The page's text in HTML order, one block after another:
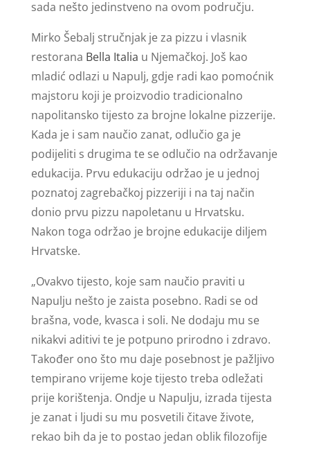
sada nešto jedinstveno na ovom području.
Mirko Šebalj stručnjak je za pizzu i vlasnik
restorana Bella Italia u Njemačkoj. Još kao
mladić odlazi u Napulj, gdje radi kao pomoćnik
majstoru koji je proizvodio tradicionalno
napolitansko tijesto za brojne lokalne pizzerije.
Kada je i sam naučio zanat, odlučio ga je
podijeliti s drugima te se odlučio na održavanje
edukacija. Prvu edukaciju održao je u jednoj
poznatoj zagrebačkoj pizzeriji i na taj način
donio prvu pizzu napoletanu u Hrvatsku.
Nakon toga održao je brojne edukacije diljem
Hrvatske.
„Ovakvo tijesto, koje sam naučio praviti u
Napulju nešto je zaista posebno. Radi se od
brašna, vode, kvasca i soli. Ne dodaju mu se
nikakvi aditivi te je potpuno prirodno i zdravo.
Također ono što mu daje posebnost je pažljivo
tempirano vrijeme koje tijesto treba odležati
prije korištenja. Ondje u Napulju, izrada tijesta
je zanat i ljudi su mu posvetili čitave živote,
rekao bih da je to postao jedan oblik filozofije